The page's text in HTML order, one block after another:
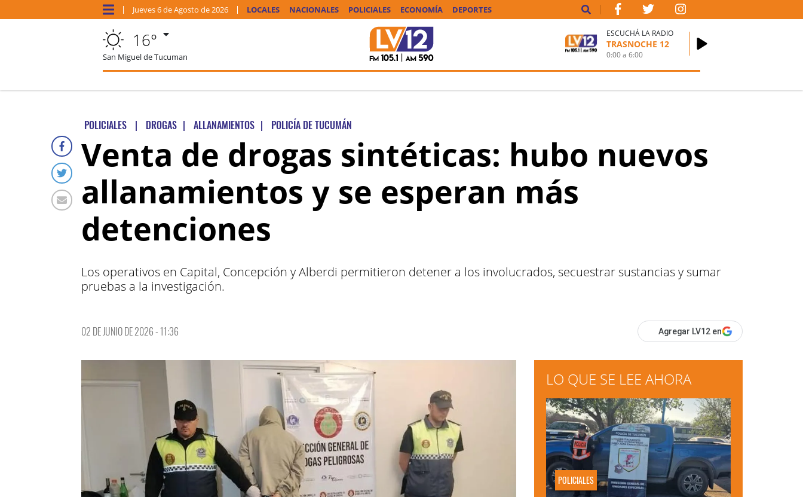
Jueves6 deAgosto de 2026 LOCALES NACIONALES POLICIALES ECONOMÍA DEPORTES
16°
San Miguel de Tucuman
ESCUCHÁ LA RADIO
TRASNOCHE 12
0:00a6:00
POLICIALES | DROGAS | ALLANAMIENTOS | POLICÍA DE TUCUMÁN
Venta de drogas sintéticas: hubo nuevos
allanamientos y se esperan más
detenciones
Los operativos en Capital, Concepción y Alberdi permitieron detener a los involucrados, secuestrar sustancias y sumar
pruebas a la investigación.
02 DE JUNIO DE 2026 - 11:36 Agregar LV12 en
LO QUE SE LEE AHORA
POLICIALES